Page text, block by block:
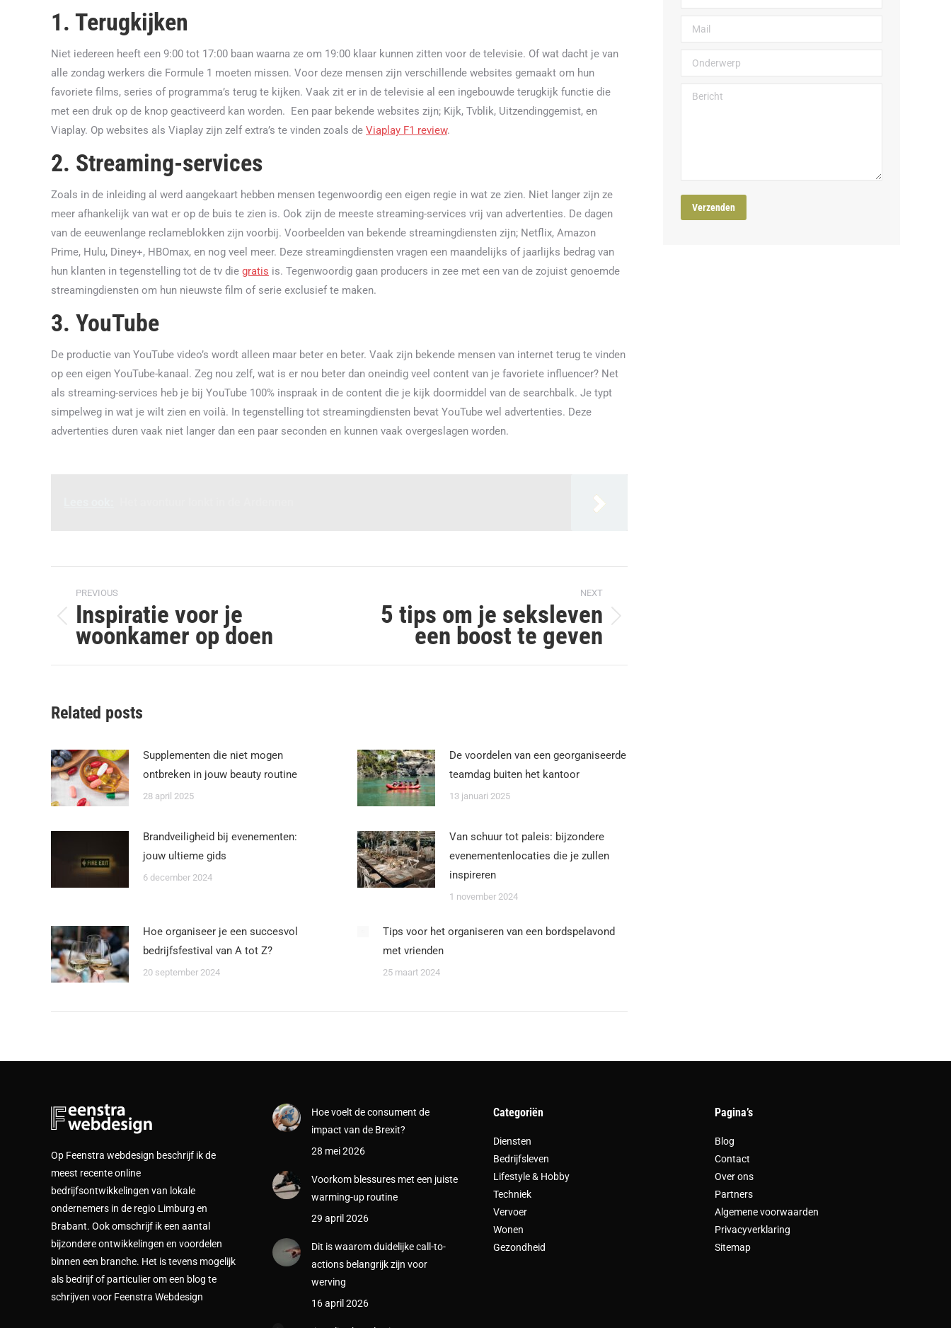
1. Terugkijken
Niet iedereen heeft een 9:00 tot 17:00 baan waarna ze om 19:00 klaar kunnen zitten voor de televisie. Of wat dacht je van
alle zondag werkers die Formule 1 moeten missen. Voor deze mensen zijn verschillende websites gemaakt om hun
favoriete films, series of programma’s terug te kijken. Vaak zit er in de televisie al een ingebouwde terugkijk functie die
met een druk op de knop geactiveerd kan worden. Een paar bekende websites zijn; Kijk, Tvblik, Uitzendinggemist, en
Viaplay. Op websites als Viaplay zijn zelf extra’s te vinden zoals de Viaplay F1 review.
2. Streaming-services
Zoals in de inleiding al werd aangekaart hebben mensen tegenwoordig een eigen regie in wat ze zien. Niet langer zijn ze
meer afhankelijk van wat er op de buis te zien is. Ook zijn de meeste streaming-services vrij van advertenties. De dagen
van de eeuwenlange reclameblokken zijn voorbij. Voorbeelden van bekende streamingdiensten zijn; Netflix, Amazon
Prime, Hulu, Diney+, HBOmax, en nog veel meer. Deze streamingdiensten vragen een maandelijks of jaarlijks bedrag van
hun klanten in tegenstelling tot de tv die gratis is. Tegenwoordig gaan producers in zee met een van de zojuist genoemde
streamingdiensten om hun nieuwste film of serie exclusief te maken.
3. YouTube
De productie van YouTube video’s wordt alleen maar beter en beter. Vaak zijn bekende mensen van internet terug te vinden
op een eigen YouTube-kanaal. Zeg nou zelf, wat is er nou beter dan oneindig veel content van je favoriete influencer? Net
als streaming-services heb je bij YouTube 100% inspraak in de content die je kijk doormiddel van de searchbalk. Je typt
simpelweg in wat je wilt zien en voilà. In tegenstelling tot streamingdiensten bevat YouTube wel advertenties. Deze
advertenties duren vaak niet langer dan een paar seconden en kunnen vaak overgeslagen worden.
navigation
PREVIOUS
Previous
post:
Inspiratie voor je
woonkamer op doen
NEXT
Next5 tips om je seksleven
een boost te geven
Related posts
Supplementen die niet mogen
ontbreken in jouw beauty routine
28 april 2025
De voordelen van een georganiseerde
teamdag buiten het kantoor
13 januari 2025
Brandveiligheid bij evenementen:
jouw ultieme gids
6 december 2024
Van schuur tot paleis: bijzondere
evenementenlocaties die je zullen
inspireren
1 november 2024
Hoe organiseer je een succesvol
bedrijfsfestival van A tot Z?
20 september 2024
Tips voor het organiseren van een bordspelavond
met vrienden
25 maart 2024
Op Feenstra webdesign beschrijf ik de
meest recente online
bedrijfsontwikkelingen van lokale
ondernemers in de regio Limburg en
Brabant. Ook omschrijf ik een aantal
bijzondere ontwikkelingen en voordelen
binnen een branche. Het is tevens mogelijk
als bedrijf of particulier om een blog te
schrijven voor Feenstra Webdesign
Hoe voelt de consument de
impact van de Brexit?
28 mei 2026
Voorkom blessures met een juiste
warming-up routine
29 april 2026
Dit is waarom duidelijke call-to-
actions belangrijk zijn voor
werving
16 april 2026
Categoriën
Diensten
Bedrijfsleven
Lifestyle & Hobby
Techniek
Vervoer
Wonen
Gezondheid
Pagina’s
Blog
Contact
Over ons
Partners
Algemene voorwaarden
Privacyverklaring
Sitemap